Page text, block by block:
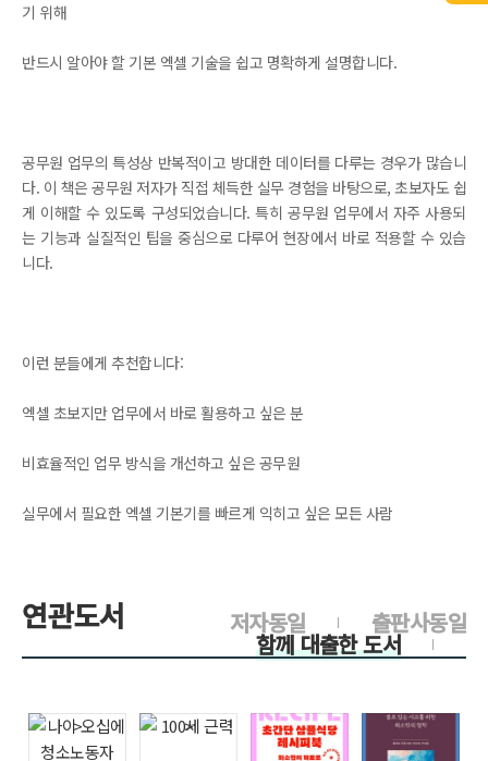
기 위해
반드시 알아야 할 기본 엑셀 기술을 쉽고 명확하게 설명합니다.
공무원 업무의 특성상 반복적이고 방대한 데이터를 다루는 경우가 많습니
다. 이 책은 공무원 저자가 직접 체득한 실무 경험을 바탕으로, 초보자도 쉽
게 이해할 수 있도록 구성되었습니다. 특히 공무원 업무에서 자주 사용되
는 기능과 실질적인 팁을 중심으로 다루어 현장에서 바로 적용할 수 있습
니다.
이런 분들에게 추천합니다:
엑셀 초보지만 업무에서 바로 활용하고 싶은 분
비효율적인 업무 방식을 개선하고 싶은 공무원
실무에서 필요한 엑셀 기본기를 빠르게 익히고 싶은 모든 사람
연관도서 출판사동일
저자동일
함께 대출한 도서
> > > >